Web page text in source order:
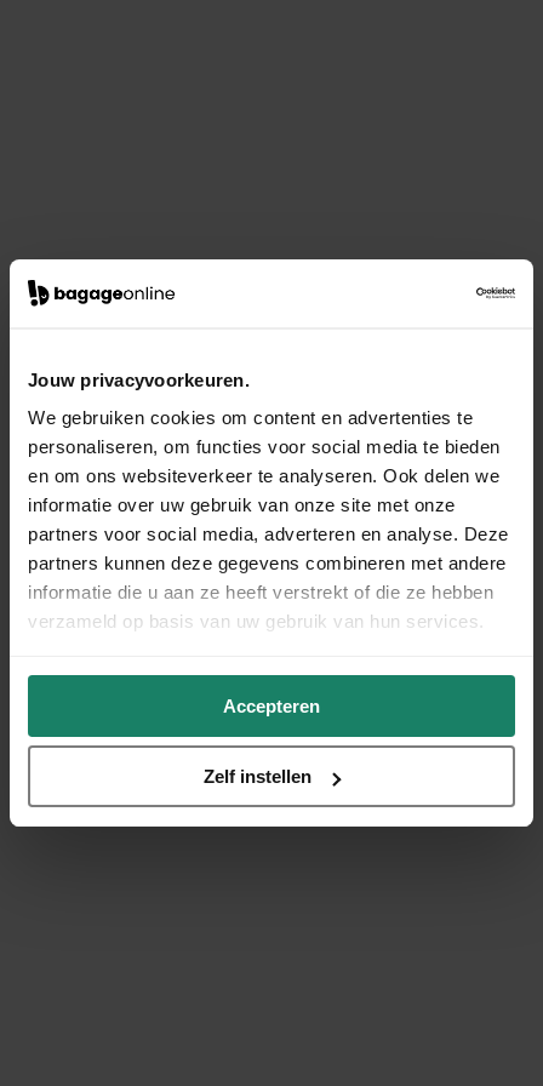
Jouw privacyvoorkeuren.
We gebruiken cookies om content en advertenties te
personaliseren, om functies voor social media te bieden
en om ons websiteverkeer te analyseren. Ook delen we
informatie over uw gebruik van onze site met onze
partners voor social media, adverteren en analyse. Deze
partners kunnen deze gegevens combineren met andere
informatie die u aan ze heeft verstrekt of die ze hebben
verzameld op basis van uw gebruik van hun services.
Accepteren
Zelf instellen